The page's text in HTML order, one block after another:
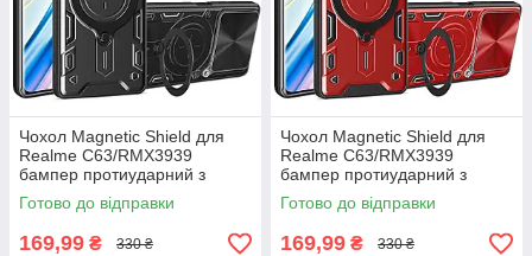
Чохол Magnetic Shield для
Realme C63/RMX3939
бампер протиударний з
підставкою кільцем Black
Готово до відправки
169,99 ₴ 330 ₴
Чохол Magnetic Shield для
Realme C63/RMX3939
бампер протиударний з
підставкою кільцем Red
Готово до відправки
169,99 ₴ 330 ₴